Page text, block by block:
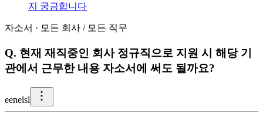
지 궁금합니다
자소서 · 모든 회사 / 모든 직무
Q. 현재 재직중인 회사 정규직으로 지원 시 해당 기
관에서 근무한 내용 자소서에 써도 될까요?
eenelsl